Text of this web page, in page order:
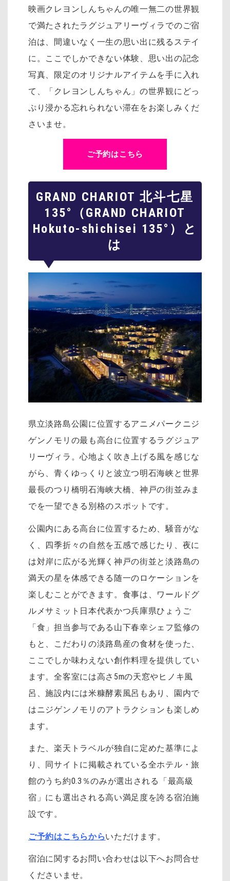
映画クレヨンしんちゃんの唯一無二の世界観
で満たされたラグジュアリーヴィラでのご宿
泊は、間違いなく一生の思い出に残るステイ
に。ここでしかできない体験、思い出の記念
写真、限定のオリジナルアイテムを手に入れ
て、「クレヨンしんちゃん」の世界観にどっ
ぷり浸かる忘れられない滞在をお楽しみくだ
さいませ。
ご予約はこちら
GRAND CHARIOT 北斗七星
135°（GRAND CHARIOT
Hokuto-shichisei 135°）と
は
県立淡路島公園に位置するアニメパークニジ
ゲンノモリの最も高台に位置するラグジュア
リーヴィラ。心地よく吹き上げる風を感じな
がら、青くゆっくりと波立つ明石海峡と世界
最長のつり橋明石海峡大橋、神戸の街並みま
でを一望できる別格のスポットです。
公園内にある高台に位置するため、騒音がな
く、四季折々の自然を五感で感じたり、夜に
は対岸に広がる光輝く神戸の街並と淡路島の
満天の星を体感できる随一のロケーションを
楽しむことができます。食事は、ワールドグ
ルメサミット日本代表かつ兵庫県ひょうご
「食」担当参与である山下春幸シェフ監修の
もと、こだわりの淡路島産の食材を使った、
ここでしか味わえない創作料理を提供してい
ます。全客室には高さ5mの天窓やヒノキ風
呂、施設内には米糠酵素風呂もあり、園内で
はニジゲンノモリのアトラクションも楽しめ
ます。
また、楽天トラベルが独自に定めた基準によ
り、同サイトに掲載されている全ホテル・旅
館のうち約0.3％のみが選出される「最高級
宿」にも選出される高い満足度を誇る宿泊施
設です。
ご予約はこちらからいただけます。
宿泊に関するお問い合わせは以下へお問合せ
くださいませ。